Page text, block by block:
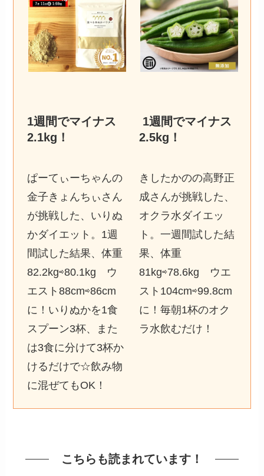
1週間でマイナス
2.1kg ！
ぱーてぃーちゃんの
金子きょんちぃさん
が挑戦した、いりぬ
かダイエット。1週
間試した結果、体重
82.2kg⇨80.1kg ウ
エスト88cm⇨86cm
に！いりぬかを1食
スプーン3杯、また
は3食に分けて3杯か
けるだけで☆飲み物
に混ぜてもOK！
1週間でマイナス
2.5kg ！
きしたかのの高野正
成さんが挑戦した、
オクラ水ダイエッ
ト。一週間試した結
果、体重
81kg⇨78.6kg ウエ
スト104cm⇨99.8cm
に！毎朝1杯のオク
ラ水飲むだけ！
こちらも読まれています！